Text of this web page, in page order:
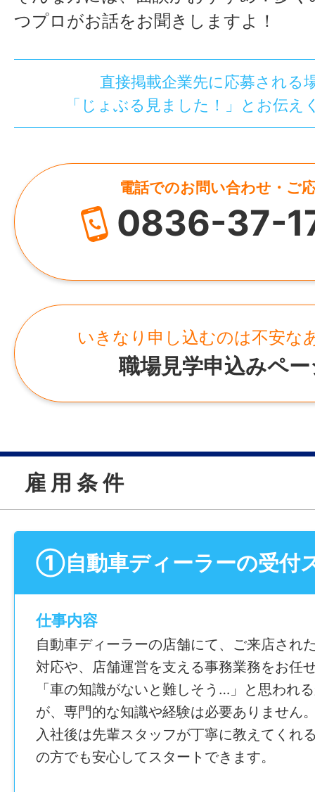
つプロがお話をお聞きしますよ！
直接掲載企業先に応募される
「じょぶる見ました！」とお伝え
電話でのお問い合わせ・ご
0836-37-
いきなり申し込むのは不安な
職場見学申込みペ
雇 用 条 件
①⾃動⾞ディーラーの受付
仕事内容
自動車ディーラーの店舗にて、ご来店され
対応や、店舗運営を支える事務業務をお任
「車の知識がないと難しそう…」と思われ
が、専門的な知識や経験は必要ありません
入社後は先輩スタッフが丁寧に教えてくれ
の方でも安心してスタートできます。